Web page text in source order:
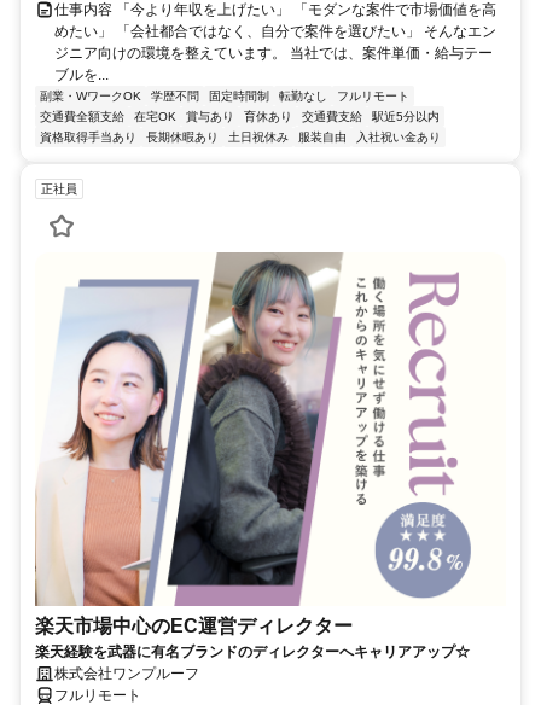
仕事内容 「今より年収を上げたい」 「モダンな案件で市場価値を高
めたい」 「会社都合ではなく、自分で案件を選びたい」 そんなエン
ジニア向けの環境を整えています。 当社では、案件単価・給与テー
ブルを...
副業・WワークOK 学歴不問 固定時間制 転勤なし
フルリモート
交通費全額支給
在宅OK 賞与あり 育休あり 交通費支給
駅近5分以内
資格取得手当あり
長期休暇あり 土日祝休み 服装自由 入社祝い金あり
正社員
楽天市場中心のEC運営ディレクター
楽天経験を武器に有名ブランドのディレクターへキャリアアップ☆
株式会社ワンプルーフ
フルリモート